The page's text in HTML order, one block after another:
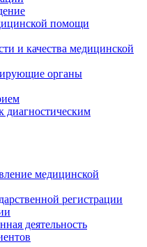
помощи
и качества медицинской
органы
диагностическим
медицинской
регистрации
деятельность